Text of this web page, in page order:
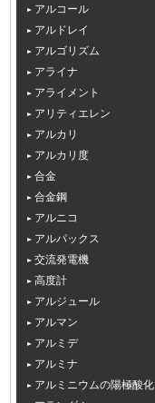
アルコール
アルドレイ
アルゴリズム
アライナ
アライメント
アリティエレン
アルカリ
アルカリ度
合金
合金鋼
アルニコ
アルパックス
交流発電機
高度計
アルジュール
アルマン
アルミデ
アルミナ
アルミニウムの陽極酸化